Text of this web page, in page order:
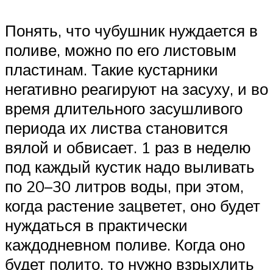
Понять, что чубушник нуждается в
поливе, можно по его листовым
пластинам. Такие кустарники
негативно реагируют на засуху, и во
время длительного засушливого
периода их листва становится
вялой и обвисает. 1 раз в неделю
под каждый кустик надо выливать
по 20–30 литров воды, при этом,
когда растение зацветет, оно будет
нуждаться в практически
каждодневном поливе. Когда оно
будет полито, то нужно взрыхлить